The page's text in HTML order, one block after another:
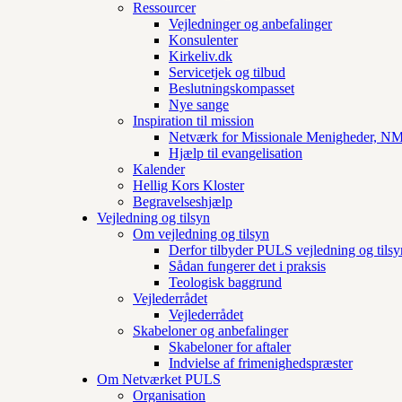
Ressourcer
Vejledninger og anbefalinger
Konsulenter
Kirkeliv.dk
Servicetjek og tilbud
Beslutningskompasset
Nye sange
Inspiration til mission
Netværk for Missionale Menigheder,
Hjælp til evangelisation
Kalender
Hellig Kors Kloster
Begravelseshjælp
Vejledning og tilsyn
Om vejledning og tilsyn
Derfor tilbyder PULS vejledning og
Sådan fungerer det i praksis
Teologisk baggrund
Vejlederrådet
Vejlederrådet
Skabeloner og anbefalinger
Skabeloner for aftaler
Indvielse af frimenighedspræster
Om Netværket PULS
Organisation